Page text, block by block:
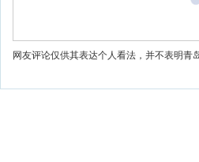
网友评论仅供其表达个人看法，并不表明青